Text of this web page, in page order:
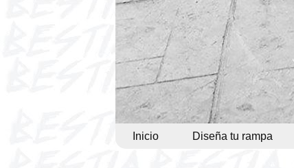
Inicio Diseña tu rampa